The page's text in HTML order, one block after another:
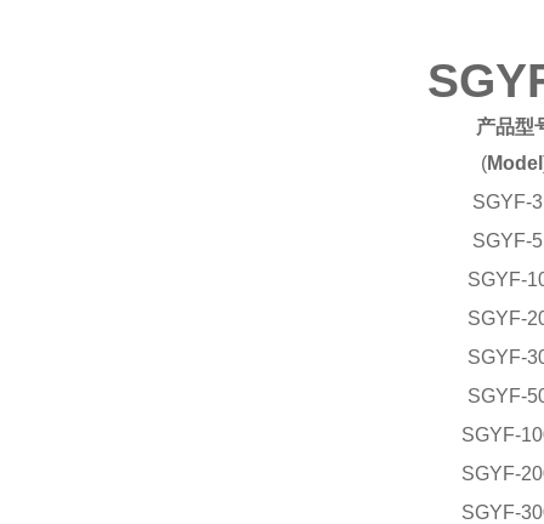
产品型
(
SGYF-
SGYF-
SGYF-
SGYF-
SGYF-
SGYF-
SGYF-
SGYF-
SGYF-